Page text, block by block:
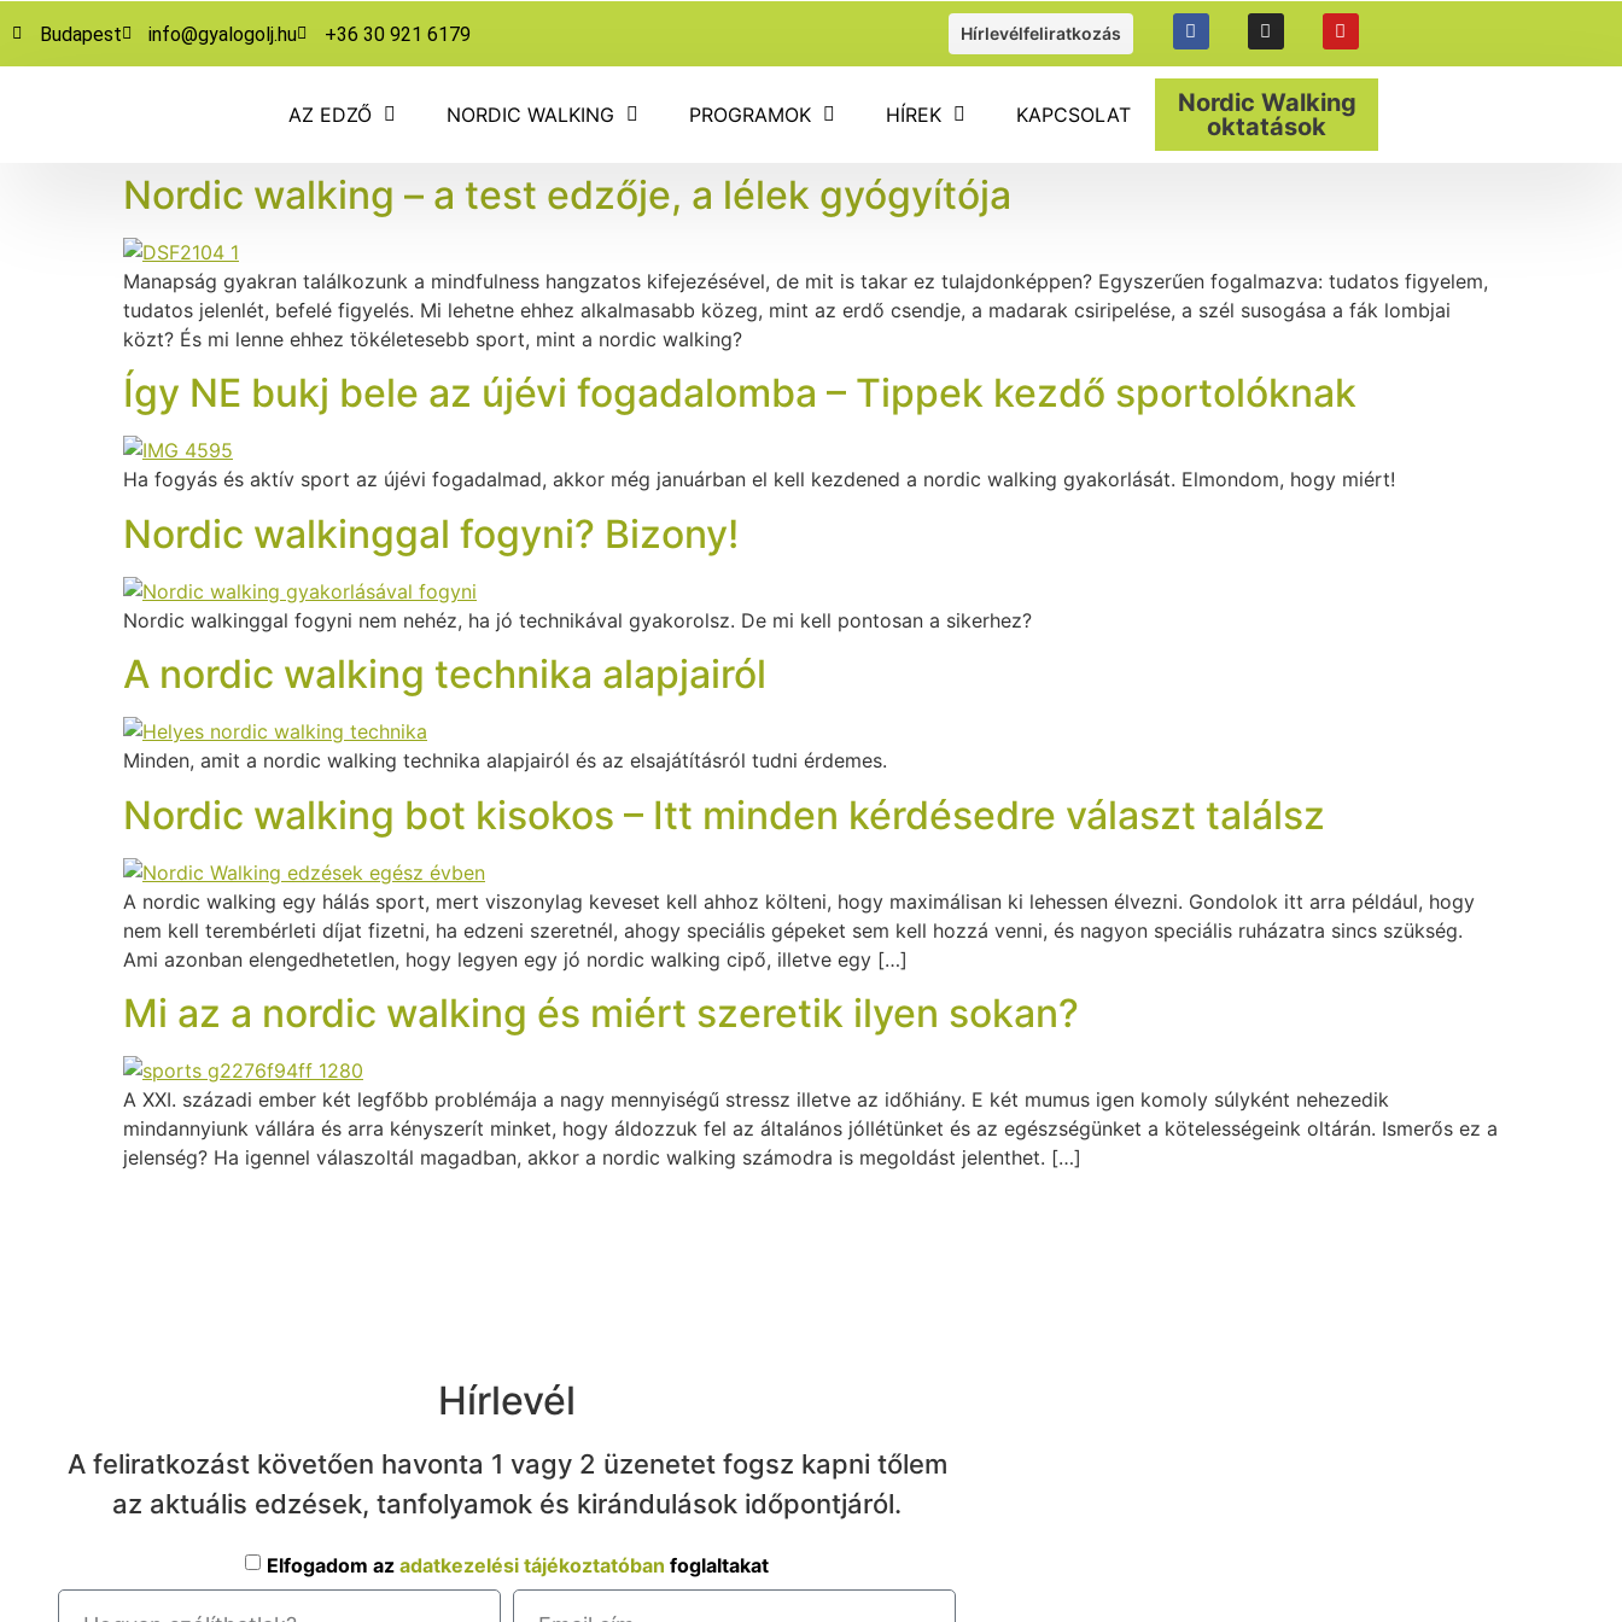
Budapest info@gyalogolj.hu +36 30 921 6179 Hírlevélfeliratkozás
AZ EDZŐ NORDIC WALKING PROGRAMOK HÍREK KAPCSOLAT
Nordic Walking
oktatások
Nordic walking – a test edzője, a lélek gyógyítója
Manapság gyakran találkozunk a mindfulness hangzatos kifejezésével, de mit is takar ez tulajdonképpen? Egyszerűen fogalmazva: tudatos figyelem,
tudatos jelenlét, befelé figyelés. Mi lehetne ehhez alkalmasabb közeg, mint az erdő csendje, a madarak csiripelése, a szél susogása a fák lombjai
közt? És mi lenne ehhez tökéletesebb sport, mint a nordic walking?
Így NE bukj bele az újévi fogadalomba – Tippek kezdő sportolóknak
Ha fogyás és aktív sport az újévi fogadalmad, akkor még januárban el kell kezdened a nordic walking gyakorlását. Elmondom, hogy miért!
Nordic walkinggal fogyni? Bizony!
Nordic walkinggal fogyni nem nehéz, ha jó technikával gyakorolsz. De mi kell pontosan a sikerhez?
A nordic walking technika alapjairól
Minden, amit a nordic walking technika alapjairól és az elsajátításról tudni érdemes.
Nordic walking bot kisokos – Itt minden kérdésedre választ találsz
A nordic walking egy hálás sport, mert viszonylag keveset kell ahhoz költeni, hogy maximálisan ki lehessen élvezni. Gondolok itt arra például, hogy
nem kell terembérleti díjat fizetni, ha edzeni szeretnél, ahogy speciális gépeket sem kell hozzá venni, és nagyon speciális ruházatra sincs szükség.
Ami azonban elengedhetetlen, hogy legyen egy jó nordic walking cipő, illetve egy […]
Mi az a nordic walking és miért szeretik ilyen sokan?
A XXI. századi ember két legfőbb problémája a nagy mennyiségű stressz illetve az időhiány. E két mumus igen komoly súlyként nehezedik
mindannyiunk vállára és arra kényszerít minket, hogy áldozzuk fel az általános jóllétünket és az egészségünket a kötelességeink oltárán. Ismerős ez a
jelenség? Ha igennel válaszoltál magadban, akkor a nordic walking számodra is megoldást jelenthet. […]
Hírlevél
A feliratkozást követően havonta 1 vagy 2 üzenetet fogsz kapni tőlem
az aktuális edzések, tanfolyamok és kirándulások időpontjáról.
Elfogadom az adatkezelési tájékoztatóban foglaltakat